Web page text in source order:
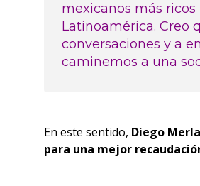
mexicanos más
Latinoamérica. Creo
conversaciones y a
caminemos a una
En este sentido, Diego
para una mejor